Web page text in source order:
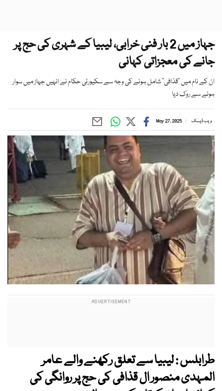
جہاز میں 2 بار فنی خرابی، لیبیا کے شہری کی حج پر
جانے کی معجزاتی کہانی
ان کے نام میں "قذافی" شامل ہونے کی وجہ سے سکیورٹی حکام نے انہیں جہاز میں سوار
ہونے سے روک دیا
ویب ڈیسک May 27, 2025
طرابلس : لیبیا سے تعلق رکھنے والے عامر
المہدی منصور ال قذافی کی حج پر روانگی کی